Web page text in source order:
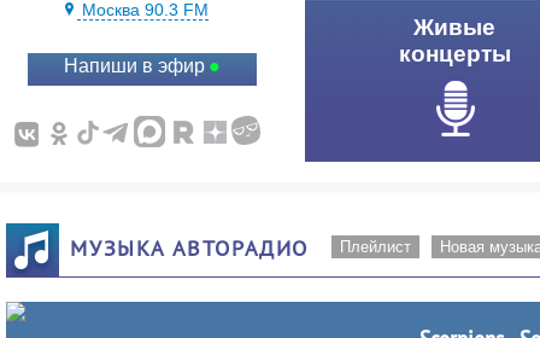
Москва 90.3 FM
Напиши в эфир
Живые
концерты
МУЗЫКА АВТОРАДИО Плейлист Новая